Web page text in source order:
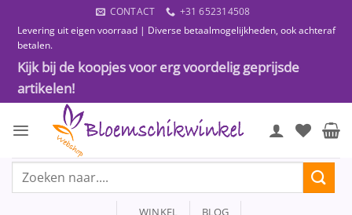
naar
inhoud
CONTACT
+31 652314508
Levering uit eigen voorraad | Diverse betaalmogelijkheden, ook achteraf
betalen.
Kijk bij de koopjes voor erg voordelig geprijsde
artikelen!
Zoeken
WINKEL BLOG